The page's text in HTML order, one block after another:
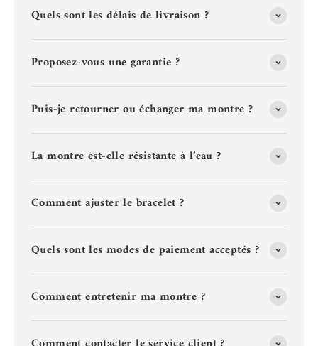
Quels sont les délais de livraison ?
Proposez-vous une garantie ?
Puis-je retourner ou échanger ma montre ?
La montre est-elle résistante à l’eau ?
Comment ajuster le bracelet ?
Quels sont les modes de paiement acceptés ?
Comment entretenir ma montre ?